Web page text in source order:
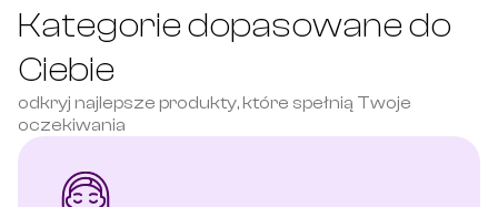
Kategorie dopasowane do
Ciebie
odkryj najlepsze produkty, które spełnią Twoje
oczekiwania